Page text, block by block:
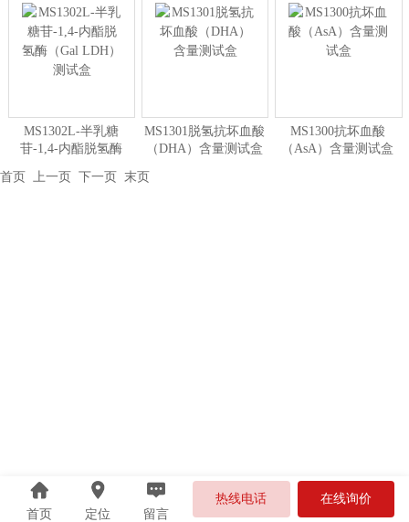
MS1302L-半乳糖
苷-1,4-内酯脱氢酶
MS1301脱氢抗坏血酸
（DHA）含量测试盒
MS1300抗坏血酸
（AsA）含量测试盒
首页 上一页 下一页 末页
首页 定位 留言
热线电话 在线询价